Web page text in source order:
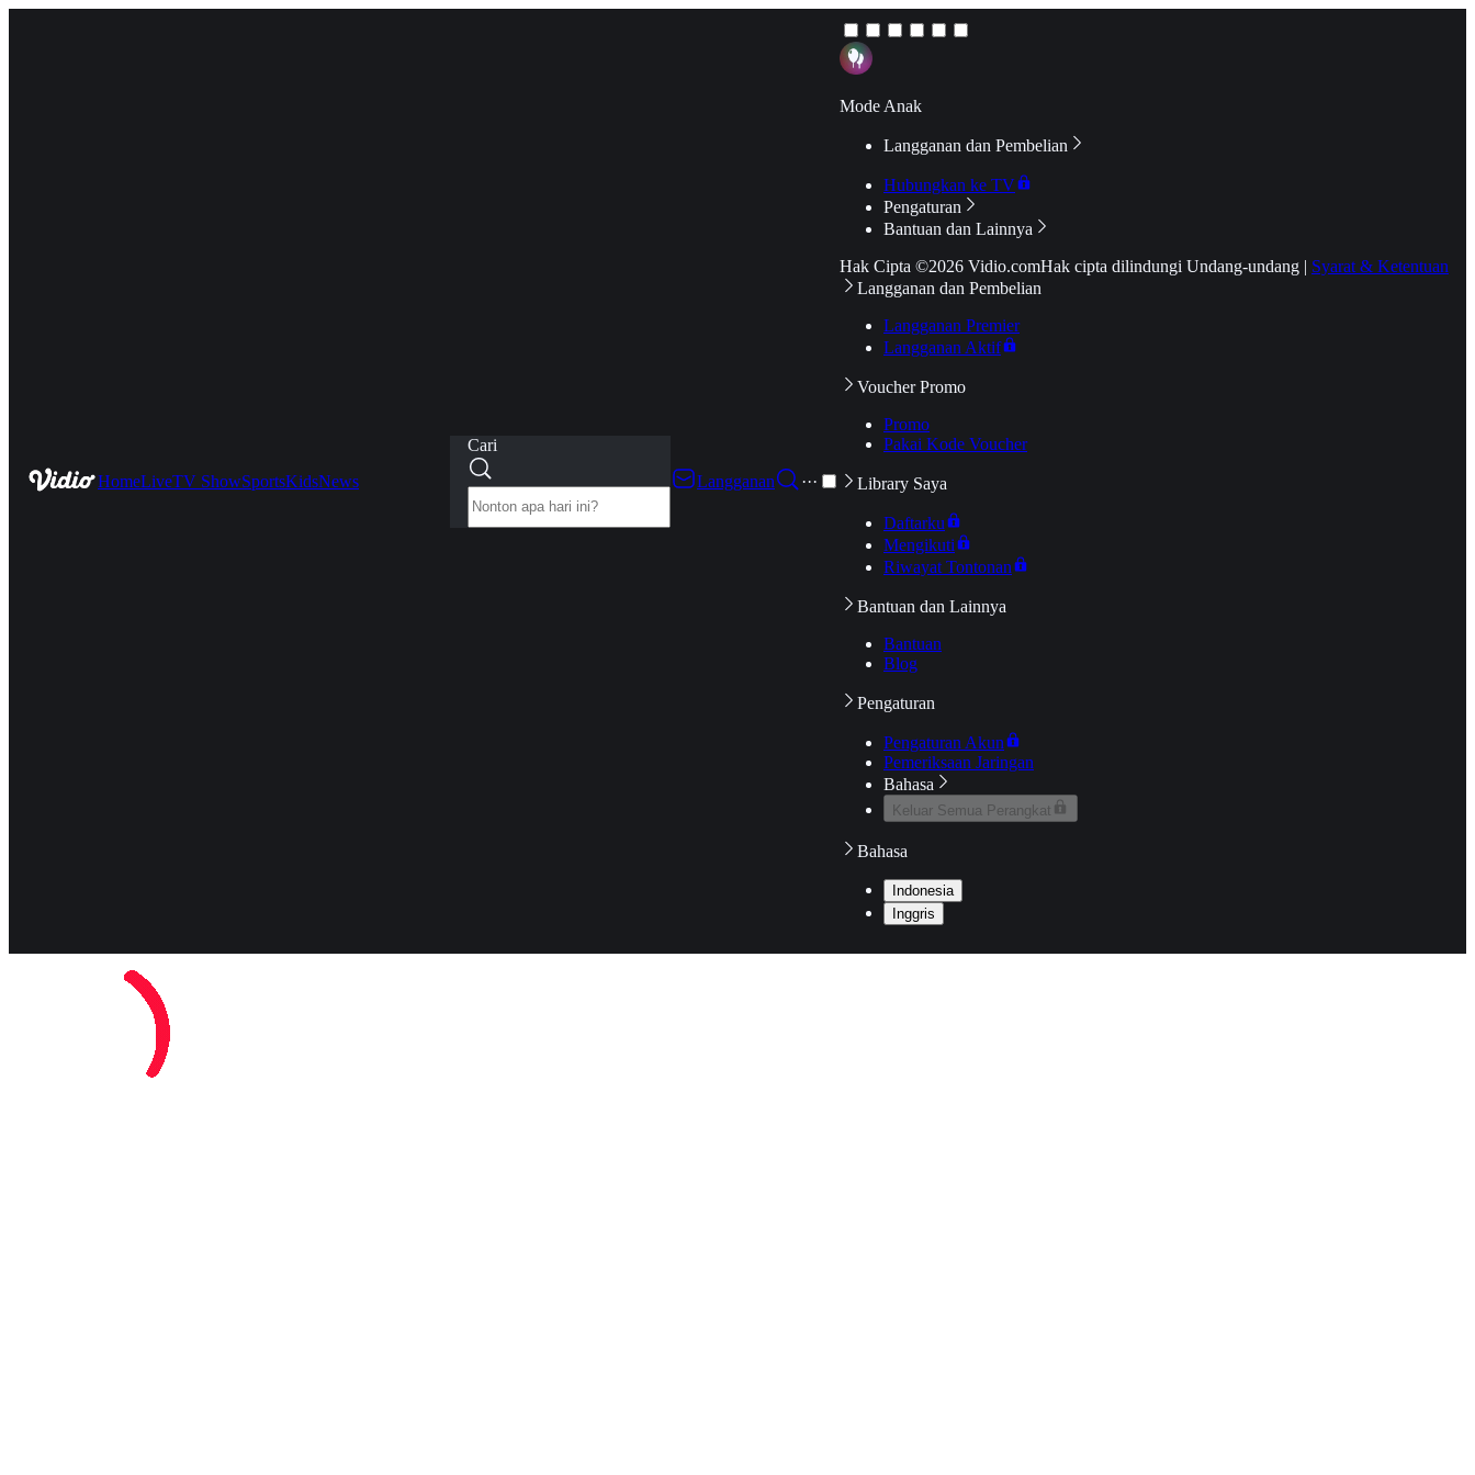
HomeLiveTV ShowSportsKidsNews
Cari
Langganan
···
Mode Anak
Langganan dan Pembelian
Hubungkan ke TV
Pengaturan
Bantuan dan Lainnya
Hak Cipta ©2026 Vidio.comHak cipta dilindungi Undang-undang | Syarat & Ketentuan
Langganan dan Pembelian
Langganan Premier
Langganan Aktif
Voucher Promo
Promo
Pakai Kode Voucher
Library Saya
Daftarku
Mengikuti
Riwayat Tontonan
Bantuan dan Lainnya
Bantuan
Blog
Pengaturan
Pengaturan Akun
Pemeriksaan Jaringan
Bahasa
Keluar Semua Perangkat
Bahasa
Indonesia
Inggris